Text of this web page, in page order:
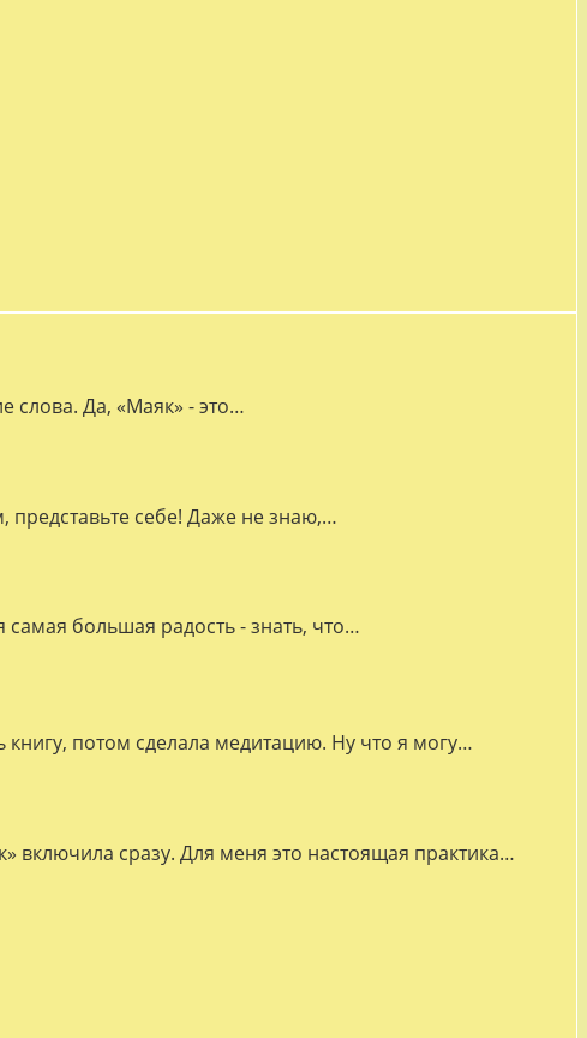
слова. Да, «Маяк» - это…
представьте себе! Даже не знаю,…
большая радость - знать, что…
потом сделала медитацию. Ну что я могу…
включила сразу. Для меня это настоящая практика…